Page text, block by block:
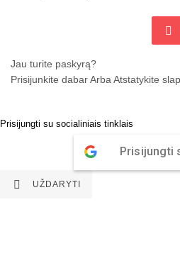

Jau turite paskyrą?
Prisijunkite dabarArbaAtstatykite
Prisijungti su socialiniais tinklais
Prisijungti
 UŽDARYTI